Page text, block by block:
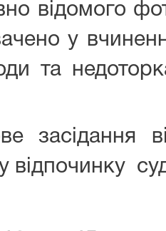
відомого
у
та
засідання
відпочинку